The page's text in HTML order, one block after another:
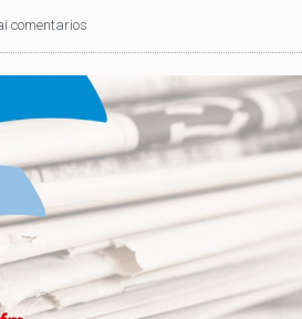
comentarios